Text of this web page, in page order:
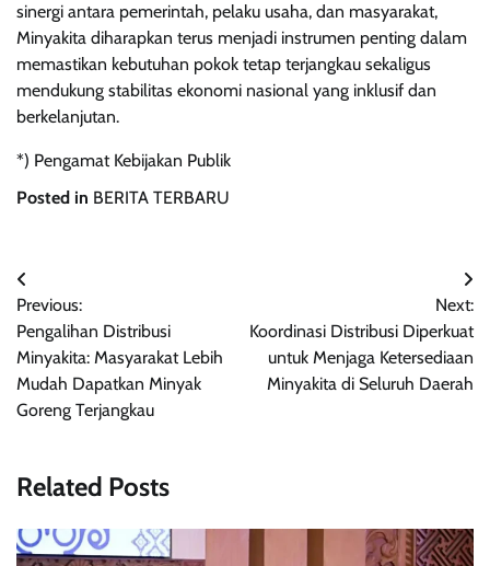
sinergi antara pemerintah, pelaku usaha, dan masyarakat,
Minyakita diharapkan terus menjadi instrumen penting dalam
memastikan kebutuhan pokok tetap terjangkau sekaligus
mendukung stabilitas ekonomi nasional yang inklusif dan
berkelanjutan.
*) Pengamat Kebijakan Publik
Posted in BERITA TERBARU
Navigasi
pos
Previous:
Pengalihan Distribusi
Minyakita: Masyarakat Lebih
Mudah Dapatkan Minyak
Goreng Terjangkau
Next:
Koordinasi Distribusi Diperkuat
untuk Menjaga Ketersediaan
Minyakita di Seluruh Daerah
Related Posts